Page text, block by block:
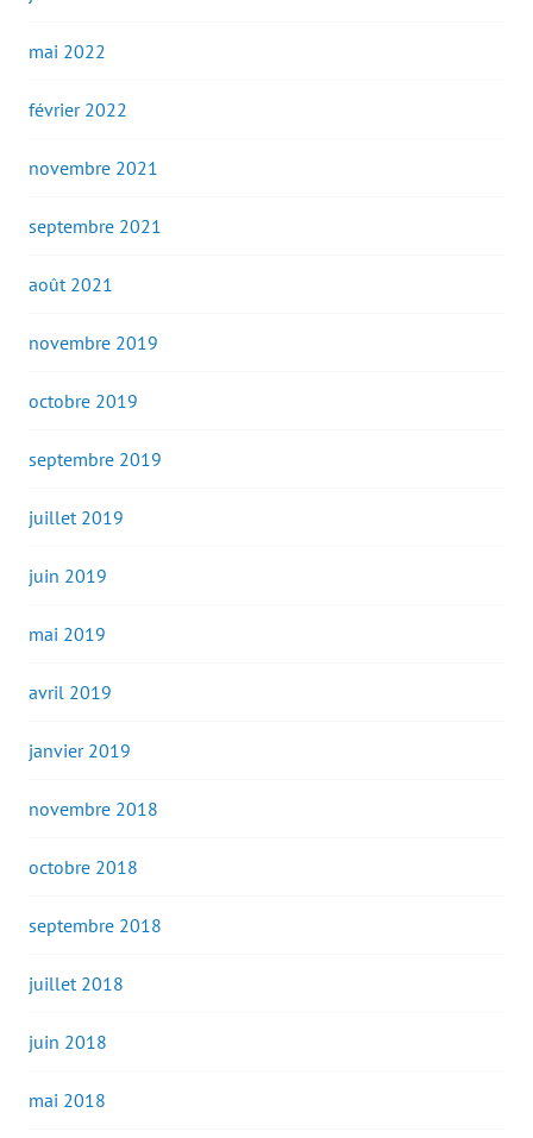
mai 2022
février 2022
novembre 2021
septembre 2021
août 2021
novembre 2019
octobre 2019
septembre 2019
juillet 2019
juin 2019
mai 2019
avril 2019
janvier 2019
novembre 2018
octobre 2018
septembre 2018
juillet 2018
juin 2018
mai 2018